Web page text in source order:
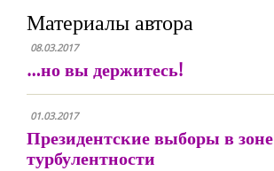
Материалы автора
08.03.2017
…но вы держитесь!
01.03.2017
Президентские выборы в зоне
турбулентности